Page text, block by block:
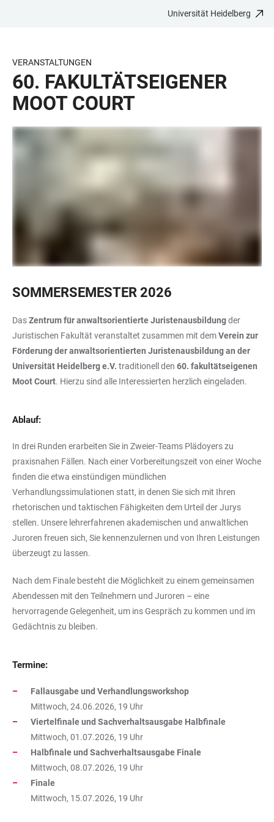
BARRIEREFREIHEIT
Universität Heidelberg
VERANSTALTUNGEN
60. FAKULTÄTSEIGENER
MOOT COURT
SOMMERSEMESTER 2026
DasZentrum für anwaltsorientierte Juristenausbildungder
Juristischen Fakultät veranstaltet zusammen mit demVerein zur
Förderung der anwaltsorientierten Juristenausbildung an der
Universität Heidelberg e.V. traditionell den 60. fakultätseigenen
Moot Court. Hierzu sind alle Interessierten herzlich eingeladen.
Ablauf:
In drei Runden erarbeiten Sie in Zweier-Teams Plädoyers zu
praxisnahen Fällen. Nach einer Vorbereitungszeit von einer Woche
finden die etwa einstündigen mündlichen
Verhandlungssimulationen statt, in denen Sie sich mit Ihren
rhetorischen und taktischen Fähigkeiten dem Urteil der Jurys
stellen. Unsere lehrerfahrenen akademischen und anwaltlichen
Juroren freuen sich, Sie kennenzulernen und von Ihren Leistungen
überzeugt zu lassen.
Nach dem Finale besteht die Möglichkeit zu einem gemeinsamen
Abendessen mit den Teilnehmern und Juroren – eine
hervorragende Gelegenheit, um ins Gespräch zu kommen und im
Gedächtnis zu bleiben.
Termine:
Fallausgabe und Verhandlungsworkshop
Mittwoch, 24.06.2026, 19 Uhr
Viertelfinale und Sachverhaltsausgabe Halbfinale
Mittwoch, 01.07.2026, 19 Uhr
Halbfinale und Sachverhaltsausgabe Finale
Mittwoch, 08.07.2026, 19 Uhr
Finale
Mittwoch, 15.07.2026, 19 Uhr